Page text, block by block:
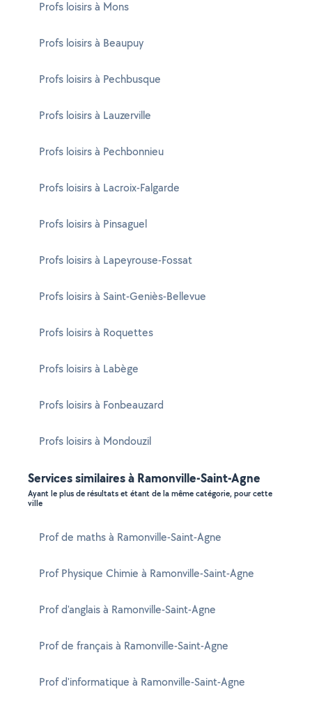
Profs loisirs à Mons
Profs loisirs à Beaupuy
Profs loisirs à Pechbusque
Profs loisirs à Lauzerville
Profs loisirs à Pechbonnieu
Profs loisirs à Lacroix-Falgarde
Profs loisirs à Pinsaguel
Profs loisirs à Lapeyrouse-Fossat
Profs loisirs à Saint-Geniès-Bellevue
Profs loisirs à Roquettes
Profs loisirs à Labège
Profs loisirs à Fonbeauzard
Profs loisirs à Mondouzil
Services similaires à Ramonville-Saint-Agne
Ayant le plus de résultats et étant de la même catégorie, pour cette
ville
Prof de maths à Ramonville-Saint-Agne
Prof Physique Chimie à Ramonville-Saint-Agne
Prof d'anglais à Ramonville-Saint-Agne
Prof de français à Ramonville-Saint-Agne
Prof d'informatique à Ramonville-Saint-Agne